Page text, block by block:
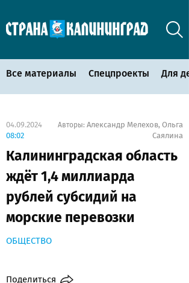
Все материалы Спецпроекты Для
04.09.2024
08:02
Авторы: Александр Мелехов, Ольга
Саялина
Калининградская область
ждёт 1,4 миллиарда
рублей субсидий на
морские перевозки
ОБЩЕСТВО
Поделиться